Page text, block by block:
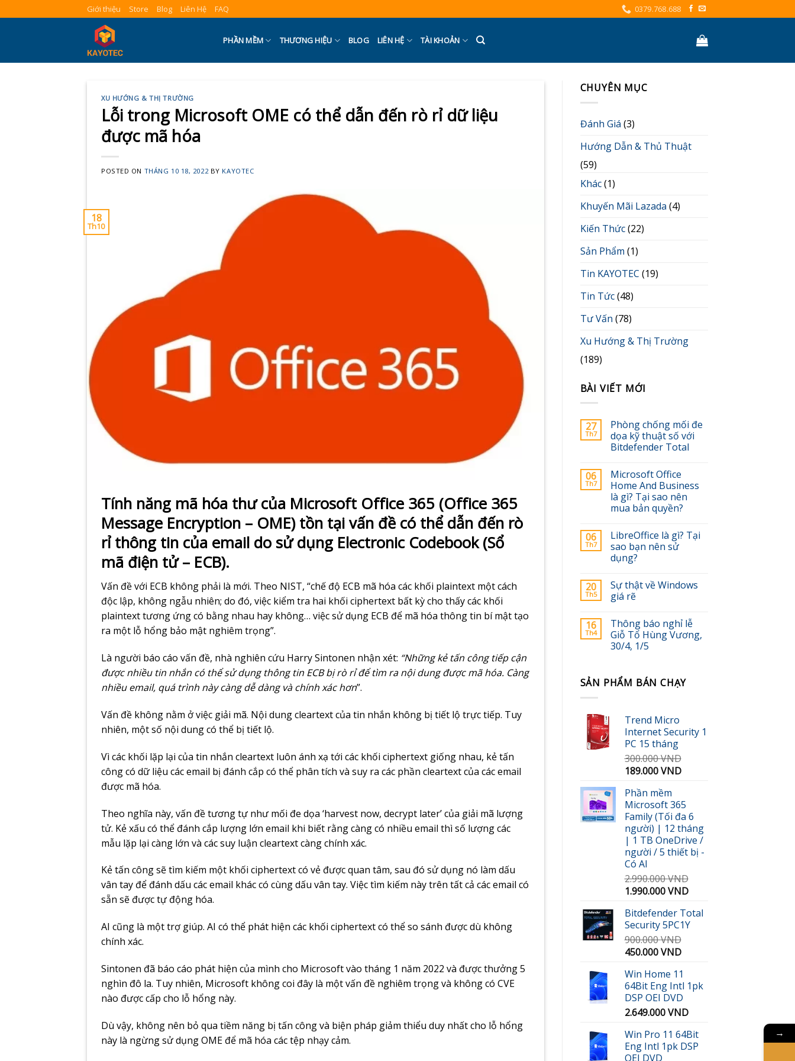
to
Giới thiệu Store Blog Liên Hệ FAQ 0379.768.688
PHẦN MỀM THƯƠNG HIỆU BLOG LIÊN HỆ TÀI KHOẢN
XU HƯỚNG & THỊ TRƯỜNG
Lỗi trong Microsoft OME có thể dẫn đến rò rỉ dữ liệu
được mã hóa
POSTED ON THÁNG 10 18, 2022 BY KAYOTEC
18
Th10
Tính năng mã hóa thư của Microsoft Office 365 (Office 365
Message Encryption – OME) tồn tại vấn đề có thể dẫn đến rò
rỉ thông tin của email do sử dụng Electronic Codebook (Sổ
mã điện tử – ECB).
Vấn đề với ECB không phải là mới. Theo NIST, “chế độ ECB mã hóa các khối plaintext một cách
độc lập, không ngẫu nhiên; do đó, việc kiểm tra hai khối ciphertext bất kỳ cho thấy các khối
plaintext tương ứng có bằng nhau hay không… việc sử dụng ECB để mã hóa thông tin bí mật tạo
ra một lỗ hổng bảo mật nghiêm trọng”.
Là người báo cáo vấn đề, nhà nghiên cứu Harry Sintonen nhận xét: “Những kẻ tấn công tiếp cận
được nhiều tin nhắn có thể sử dụng thông tin ECB bị rò rỉ để tìm ra nội dung được mã hóa. Càng
nhiều email, quá trình này càng dễ dàng và chính xác hơn”.
Vấn đề không nằm ở việc giải mã. Nội dung cleartext của tin nhắn không bị tiết lộ trực tiếp. Tuy
nhiên, một số nội dung có thể bị tiết lộ.
Vì các khối lặp lại của tin nhắn cleartext luôn ánh xạ tới các khối ciphertext giống nhau, kẻ tấn
công có dữ liệu các email bị đánh cắp có thể phân tích và suy ra các phần cleartext của các email
được mã hóa.
Theo nghĩa này, vấn đề tương tự như mối đe dọa ‘harvest now, decrypt later’ của giải mã lượng
tử. Kẻ xấu có thể đánh cắp lượng lớn email khi biết rằng càng có nhiều email thì số lượng các
mẫu lặp lại càng lớn và các suy luận cleartext càng chính xác.
Kẻ tấn công sẽ tìm kiếm một khối ciphertext có vẻ được quan tâm, sau đó sử dụng nó làm dấu
vân tay để đánh dấu các email khác có cùng dấu vân tay. Việc tìm kiếm này trên tất cả các email có
sẵn sẽ được tự động hóa.
AI cũng là một trợ giúp. AI có thể phát hiện các khối ciphertext có thể so sánh được dù không
chính xác.
Sintonen đã báo cáo phát hiện của mình cho Microsoft vào tháng 1 năm 2022 và được thưởng 5
nghìn đô la. Tuy nhiên, Microsoft không coi đây là một vấn đề nghiêm trọng và không có CVE
nào được cấp cho lỗ hổng này.
Dù vậy, không nên bỏ qua tiềm năng bị tấn công và biện pháp giảm thiểu duy nhất cho lỗ hổng
này là ngừng sử dụng OME để mã hóa các tệp nhạy cảm.
CHUYÊN MỤC
Đánh Giá (3)
Hướng Dẫn & Thủ Thuật
(59)
Khác(1)
Khuyến Mãi Lazada (4)
Kiến Thức(22)
Sản Phẩm (1)
Tin KAYOTEC (19)
Tin Tức(48)
Tư Vấn (78)
Xu Hướng & Thị Trường
(189)
BÀI VIẾT MỚI
27
Th7
Phòng chống mối đe
dọa kỹ thuật số với
Bitdefender Total
06
Th7
Microsoft Office
Home And Business
là gì? Tại sao nên
mua bản quyền?
06
Th7
LibreOffice là gì? Tại
sao bạn nên sử
dụng?
20
Th5
Sự thật về Windows
giá rẽ
16
Th4
Thông báo nghỉ lễ
Giỗ Tổ Hùng Vương,
30/4, 1/5
SẢN PHẨM BÁN CHẠY
Trend Micro
Internet Security 1
PC 15 tháng
300.000VND
Giá
là:
300.000 VND.
189.000VNDGiá
là:
189.000 VND.
Phần mềm
Microsoft 365
Family (Tối đa 6
người) | 12 tháng
| 1 TB OneDrive /
người / 5 thiết bị -
Có AI
2.990.000VND
Giá
là:
2.990.000 VND.
1.990.000VNDGiá
tại
là:
Bitdefender Total
Security 5PC1Y
900.000VND
Giá
là:
900.000 VND.
450.000VNDGiá
tại
là:
450.000 VND.
Win Home 11
64Bit Eng Intl 1pk
DSP OEI DVD
2.649.000VND
Win Pro 11 64Bit
Eng Intl 1pk DSP
OEI DVD
→